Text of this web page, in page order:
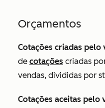
Orçamentos
Cotações criadas pelo
de cotações criadas
vendas, divididas por
Cotações aceitas pelo